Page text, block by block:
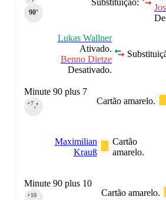
90‎’‎
Lukas Wallner
Ativado.
Benno Dietze
Desativado.
Cartão amarelo.
Minute 90 plus 7
90‎’‎
+7
Cartão
amarelo.
Maximilian
Krauß
Cartão amarelo.
Minute 90 plus 10
90‎’‎
+10